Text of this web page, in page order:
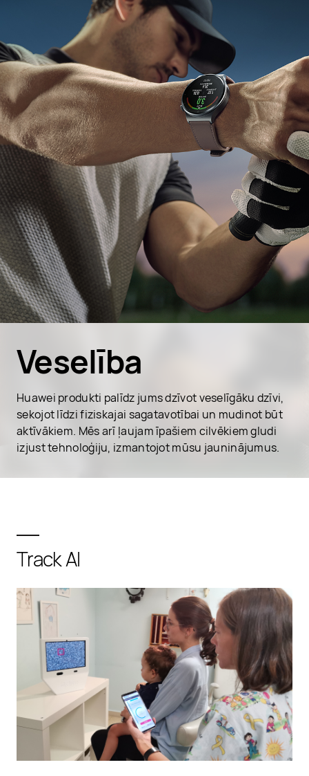
Huawei produkti palīdz jums dzīvot veselīgāku dzīvi,
sekojot līdzi fiziskajai sagatavotībai un mudinot būt
aktīvākiem. Mēs arī ļaujam īpašiem cilvēkiem gludi
izjust tehnoloģiju, izmantojot mūsu jauninājumus.
Veselība
Track AI